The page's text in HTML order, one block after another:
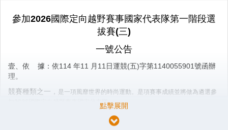
參加2026國際定向越野賽事國家代表隊第一階段選
拔賽(三)
一號公告
壹、依 據： 依114 年11 月11日運競(五)字第1140055901號函辦
理。
競賽種類之一， 是一項風靡世界的時尚運動。是項賽事成績並將做為遴選參
國際定向越野賽事國家代表隊